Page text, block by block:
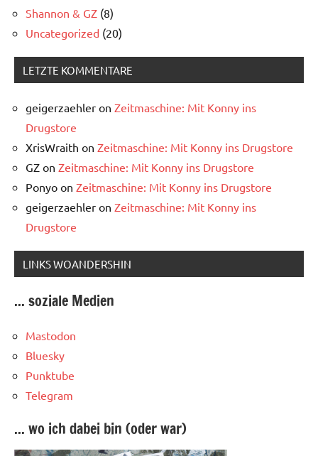
Shannon & GZ (8)
Uncategorized (20)
LETZTE KOMMENTARE
geigerzaehler on Zeitmaschine: Mit Konny ins
Drugstore
XrisWraith on Zeitmaschine: Mit Konny ins Drugstore
GZ on Zeitmaschine: Mit Konny ins Drugstore
Ponyo on Zeitmaschine: Mit Konny ins Drugstore
geigerzaehler on Zeitmaschine: Mit Konny ins
Drugstore
LINKS WOANDERSHIN
... soziale Medien
Mastodon
Bluesky
Punktube
Telegram
... wo ich dabei bin (oder war)